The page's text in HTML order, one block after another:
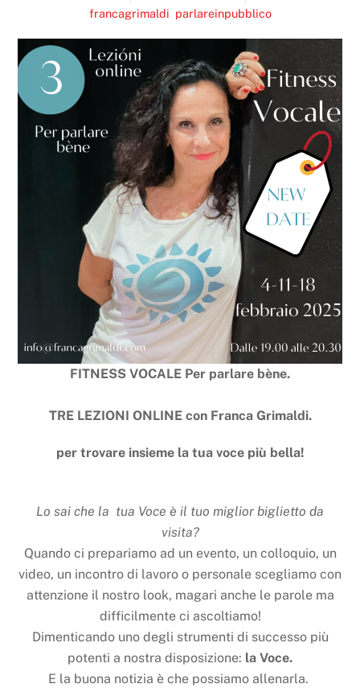
francagrimaldi parlareinpubblico
FITNESS VOCALE Per parlare bène.
TRE LEZIONI ONLINE con Franca Grimaldi.
per trovare insieme la tua voce più bella!
Lo sai che la tua Voce è il tuo miglior biglietto da
visita?
Quando ci prepariamo ad un evento, un colloquio, un
video, un incontro di lavoro o personale scegliamo con
attenzione il nostro look, magari anche le parole ma
difficilmente ci ascoltiamo!
Dimenticando uno degli strumenti di successo più
potenti a nostra disposizione: la Voce.
E la buona notizia è che possiamo allenarla.